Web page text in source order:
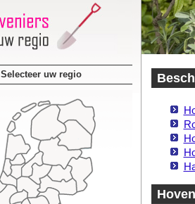
Selecteer uw regio